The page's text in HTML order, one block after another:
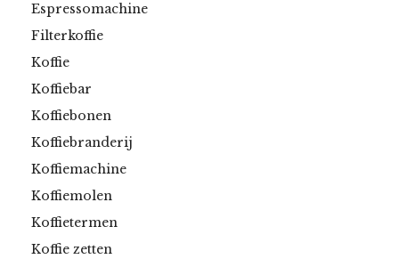
Espressomachine
Filterkoffie
Koffie
Koffiebar
Koffiebonen
Koffiebranderij
Koffiemachine
Koffiemolen
Koffietermen
Koffie zetten